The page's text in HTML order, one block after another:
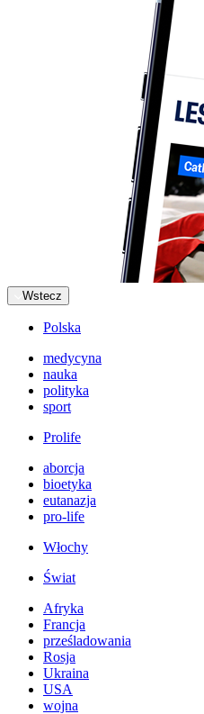
Wstecz
Polska
medycyna
nauka
polityka
sport
Prolife
aborcja
bioetyka
eutanazja
pro-life
Włochy
Świat
Afryka
Francja
prześladowania
Rosja
Ukraina
USA
wojna